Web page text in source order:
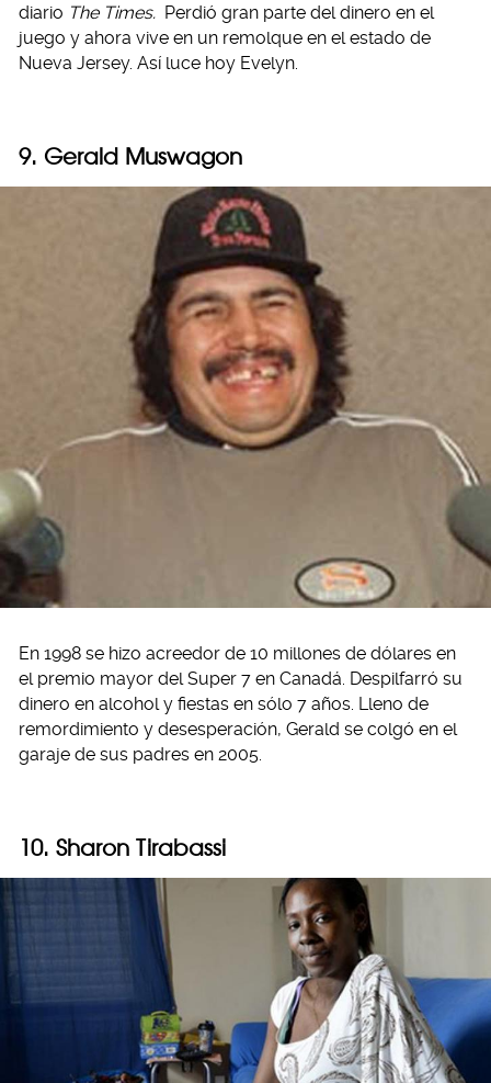
diario The Times. Perdió gran parte del dinero en el
juego y ahora vive en un remolque en el estado de
Nueva Jersey. Así luce hoy Evelyn.
9. Gerald Muswagon
En 1998 se hizo acreedor de 10 millones de dólares en
el premio mayor del Super 7 en Canadá. Despilfarró su
dinero en alcohol y fiestas en sólo 7 años. Lleno de
remordimiento y desesperación, Gerald se colgó en el
garaje de sus padres en 2005.
10. Sharon Tirabassi